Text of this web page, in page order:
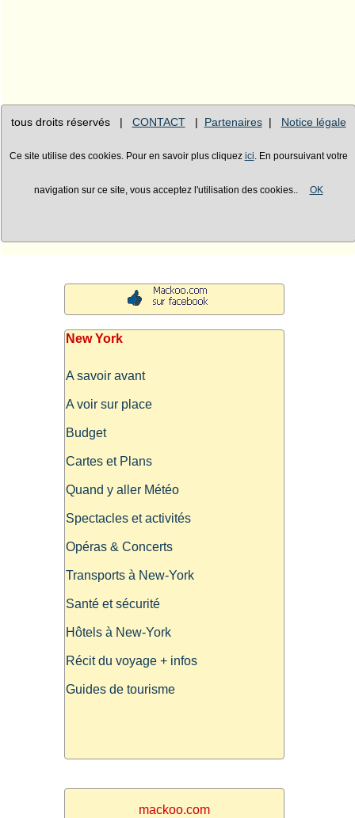
tous droits réservés | CONTACT| Partenaires| Notice légale
Ce site utilise des cookies. Pour en savoir plus cliquez ici . En poursuivant votre
navigation sur ce site, vous acceptez l'utilisation des cookies.. OK
New York
A savoir avant
A voir sur place
Budget
Cartes et Plans
Quand y aller Météo
Spectacles et activités
Opéras & Concerts
Transports à New-York
Santé et sécurité
Hôtels à New-York
Récit du voyage + infos
Guides de tourisme
mackoo.com